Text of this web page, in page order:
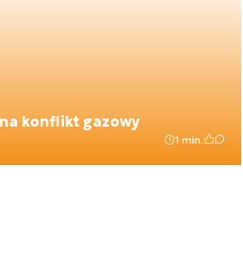
konflikt gazowy
1 min.